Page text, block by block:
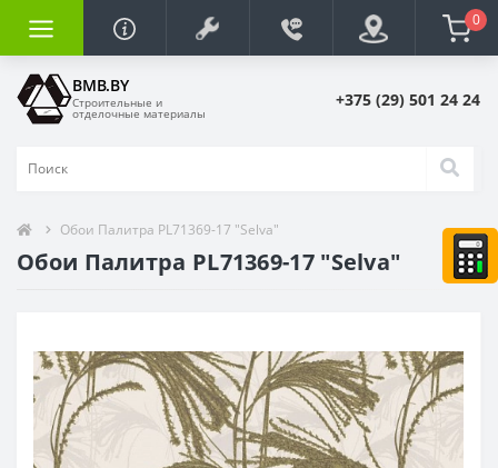
0
BMB.BY
Строительные и
отделочные материалы
+375 (29) 501 24 24
Обои Палитра PL71369-17 "Selva"
Обои Палитра PL71369-17 "Selva"